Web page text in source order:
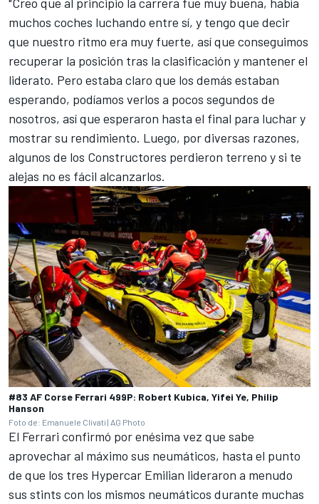
muchos coches luchando entre sí, y tengo que decir
que nuestro ritmo era muy fuerte, así que conseguimos
recuperar la posición tras la clasificación y mantener el
liderato. Pero estaba claro que los demás estaban
esperando, podíamos verlos a pocos segundos de
nosotros, así que esperaron hasta el final para luchar y
mostrar su rendimiento. Luego, por diversas razones,
algunos de los Constructores perdieron terreno y si te
alejas no es fácil alcanzarlos.
#83 AF Corse Ferrari 499P: Robert Kubica, Yifei Ye, Philip
Hanson
Foto de: Emanuele Clivati | AG Photo
El Ferrari confirmó por enésima vez que sabe
aprovechar al máximo sus neumáticos, hasta el punto
de que los tres Hypercar Emilian lideraron a menudo
sus stints con los mismos neumáticos durante muchas